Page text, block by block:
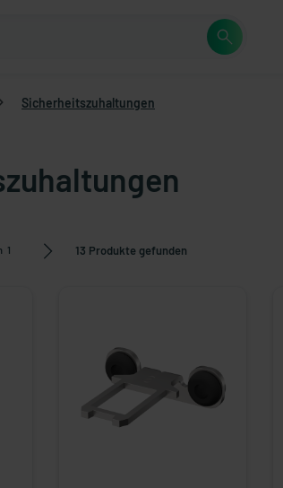
Sicherheitszuhaltungen
1 13 Produkte gefunden